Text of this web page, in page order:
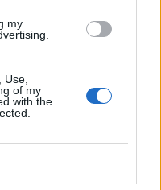
my
of my
with the
Uscito